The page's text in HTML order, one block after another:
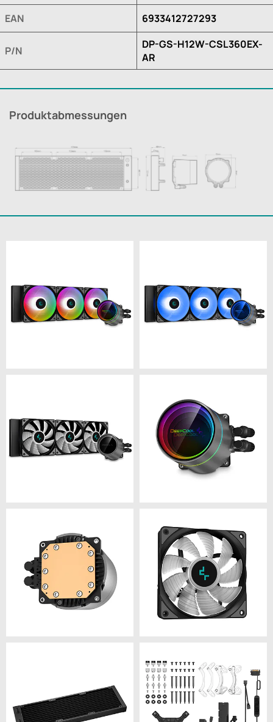
EAN
6933412727293
P/N
DP-GS-H12W-CSL360EX-
AR
Produktabmessungen